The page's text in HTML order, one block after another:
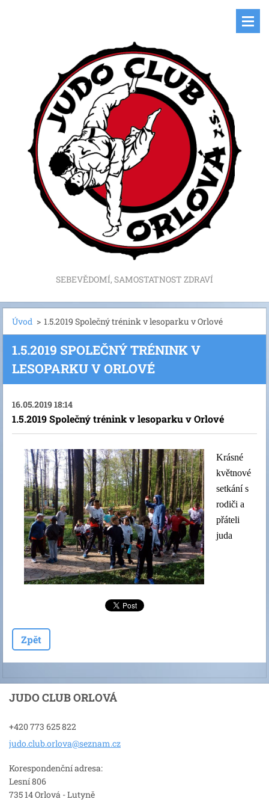
SEBEVĚDOMÍ, SAMOSTATNOST ZDRAVÍ
Úvod > 1.5.2019 Společný trénink v lesoparku v Orlové
1.5.2019 SPOLEČNÝ TRÉNINK V
LESOPARKU V ORLOVÉ
16.05.2019 18:14
1.5.2019 Společný trénink v lesoparku v Orlové
Krásné
květnové
setkání s
rodiči a
přáteli
juda
Zpět
JUDO CLUB ORLOVÁ
+420 773 625 822
judo.club.orlova@seznam.cz
Korespondenční adresa:
Lesní 806
735 14 Orlová - Lutyně